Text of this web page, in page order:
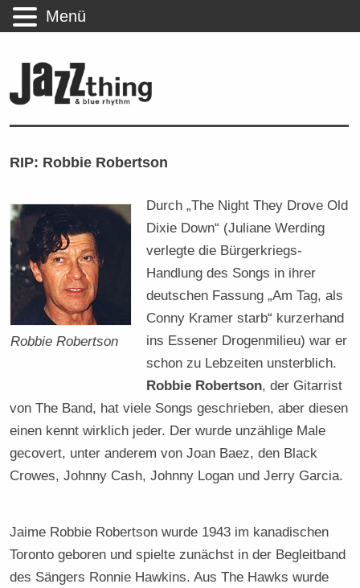
RIP: Robbie Robertson
Robbie Robertson
Durch „The Night They Drove Old
Dixie Down“ (Juliane Werding
verlegte die Bürgerkriegs-
Handlung des Songs in ihrer
deutschen Fassung „Am Tag, als
Conny Kramer starb“ kurzerhand
ins Essener Drogenmilieu) war er
schon zu Lebzeiten unsterblich.
Robbie Robertson, der Gitarrist
von The Band, hat viele Songs geschrieben, aber diesen
einen kennt wirklich jeder. Der wurde unzählige Male
gecovert, unter anderem von Joan Baez, den Black
Crowes, Johnny Cash, Johnny Logan und Jerry Garcia.
Jaime Robbie Robertson wurde 1943 im kanadischen
Toronto geboren und spielte zunächst in der Begleitband
des Sängers Ronnie Hawkins. Aus The Hawks wurde
Menü